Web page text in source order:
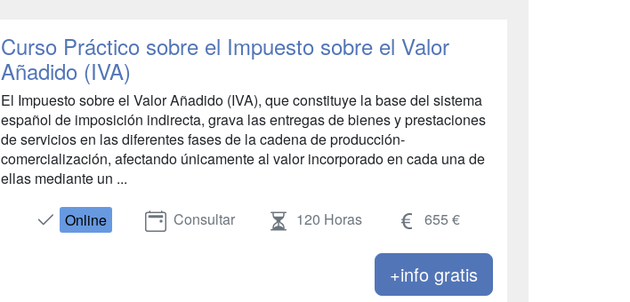
Curso Práctico sobre el Impuesto sobre el Valor
Añadido (IVA)
El Impuesto sobre el Valor Añadido (IVA), que constituye la base del sistema
español de imposición indirecta, grava las entregas de bienes y prestaciones
de servicios en las diferentes fases de la cadena de producción-
comercialización, afectando únicamente al valor incorporado en cada una de
ellas mediante un ...
Online Consultar 120 Horas 655 €
+info gratis